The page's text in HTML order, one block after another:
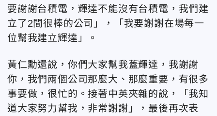
要謝謝台積電，輝達不能沒有台積電，我們建
立了2間很棒的公司」，「我要謝謝在場每一
位幫我建立輝達」。
黃仁勳還說，你們大家幫我蓋輝達，我謝謝
你，我們兩個公司那麼大、那麼重要，有很多
事要做，很忙的。接著中英夾雜的說，「我知
道大家努力幫我，非常謝謝」，最後再次表